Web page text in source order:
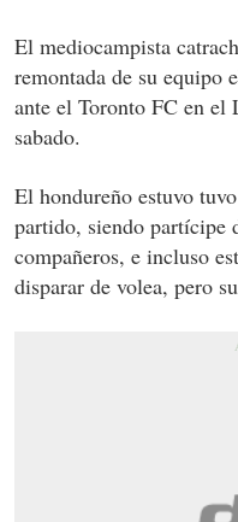
El mediocampista
remontada de su equipo
ante el Toronto FC en el
sabado.
El hondureño estuvo
partido, siendo partícipe
compañeros, e incluso
disparar de volea, pero